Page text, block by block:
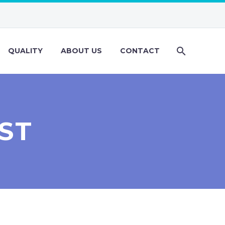
QUALITY ABOUT US CONTACT